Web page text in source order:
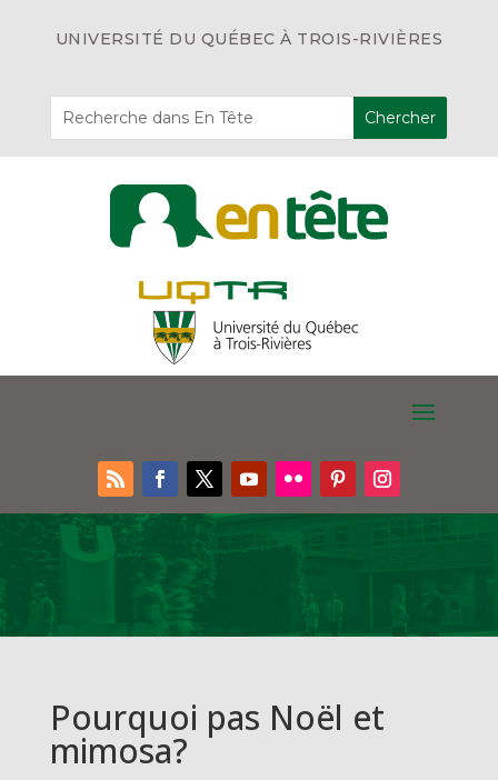
UNIVERSITÉ DU QUÉBEC À TROIS-RIVIÈRES
Pourquoi pas Noël et
mimosa?